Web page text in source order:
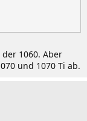
1060. Aber
und 1070 Ti ab.